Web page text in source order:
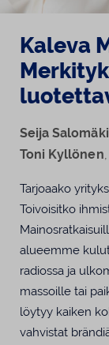
Kaleva
Seija
Toni Kyllönen
Tarjoaako
Toivoisitko
alueemme
radiossa ja
massoille tai
löytyy kaiken
vahvistat